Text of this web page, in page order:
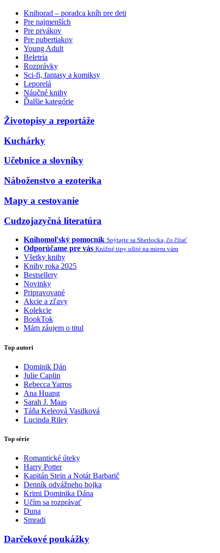
Knihorad – poradca kníh pre deti
Pre najmenších
Pre prvákov
Pre pubertiakov
Young Adult
Beletria
Rozprávky
Sci-fi, fantasy a komiksy
Leporelá
Náučné knihy
Ďalšie kategórie
Životopisy a reportáže
Kuchárky
Učebnice a slovníky
Náboženstvo a ezoterika
Mapy a cestovanie
Cudzojazyčná literatúra
Knihomoľský pomocník Spýtajte sa Sherlocka, čo čítať
Odporúčame pre vás Knižné tipy ušité na mieru vám
Všetky knihy
Knihy roka 2025
Bestsellery
Novinky
Pripravované
Akcie a zľavy
Kolekcie
BookTok
Mám záujem o titul
Top autori
Dominik Dán
Julie Caplin
Rebecca Yarros
Ana Huang
Sarah J. Maas
Táňa Keleová Vasilková
Lucinda Riley
Top série
Romantické úteky
Harry Potter
Kapitán Stein a Notár Barbarič
Denník odvážneho bojka
Krimi Dominika Dána
Učím sa rozprávať
Duna
Smradi
Darčekové poukážky